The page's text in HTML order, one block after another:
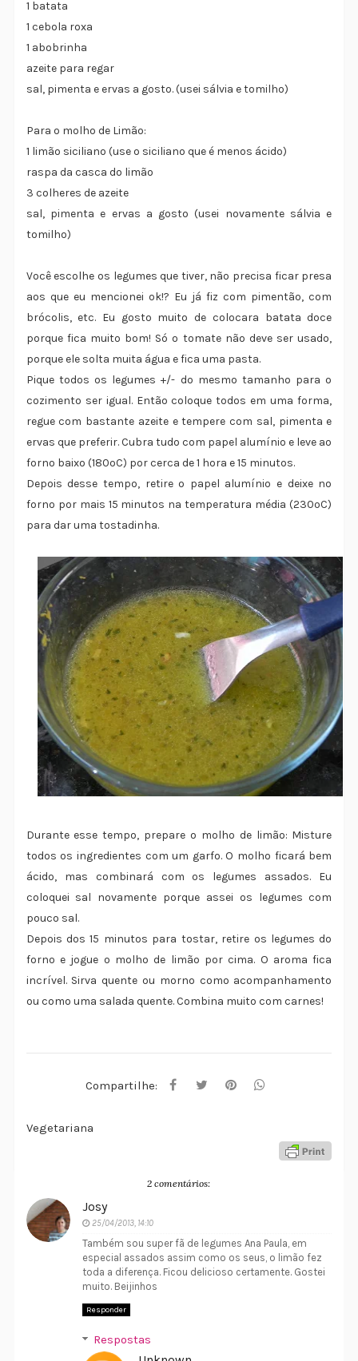
1 batata
1 cebola roxa
1 abobrinha
azeite para regar
sal, pimenta e ervas a gosto. (usei sálvia e tomilho)
Para o molho de Limão:
1 limão siciliano (use o siciliano que é menos ácido)
raspa da casca do limão
3 colheres de azeite
sal, pimenta e ervas a gosto (usei novamente sálvia e
tomilho)
Você escolhe os legumes que tiver, não precisa ficar presa
aos que eu mencionei ok!? Eu já fiz com pimentão, com
brócolis, etc. Eu gosto muito de colocara batata doce
porque fica muito bom! Só o tomate não deve ser usado,
porque ele solta muita água e fica uma pasta.
Pique todos os legumes +/- do mesmo tamanho para o
cozimento ser igual. Então coloque todos em uma forma,
regue com bastante azeite e tempere com sal, pimenta e
ervas que preferir. Cubra tudo com papel alumínio e leve ao
forno baixo (180ºC) por cerca de 1 hora e 15 minutos.
Depois desse tempo, retire o papel alumínio e deixe no
forno por mais 15 minutos na temperatura média (230ºC)
para dar uma tostadinha.
Durante esse tempo, prepare o molho de limão: Misture
todos os ingredientes com um garfo. O molho ficará bem
ácido, mas combinará com os legumes assados. Eu
coloquei sal novamente porque assei os legumes com
pouco sal.
Depois dos 15 minutos para tostar, retire os legumes do
forno e jogue o molho de limão por cima. O aroma fica
incrível. Sirva quente ou morno como acompanhamento
ou como uma salada quente. Combina muito com carnes!
Compartilhe:
Vegetariana
2 comentários:
Josy
25/04/2013, 14:10
Também sou super fã de legumes Ana Paula, em
especial assados assim como os seus, o limão fez
toda a diferença. Ficou delicioso certamente. Gostei
muito. Beijinhos
Responder
Respostas